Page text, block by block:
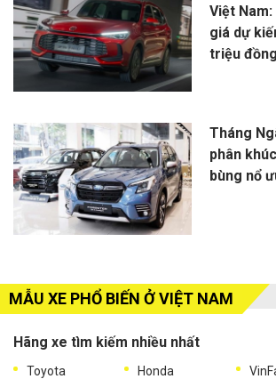
Việt
giá dự
triệu đồng
Tháng
phân
bùng nổ
MẪU XE PHỔ BIẾN Ở VIỆT NAM
Hãng xe tìm kiếm nhiều nhất
Toyota Honda